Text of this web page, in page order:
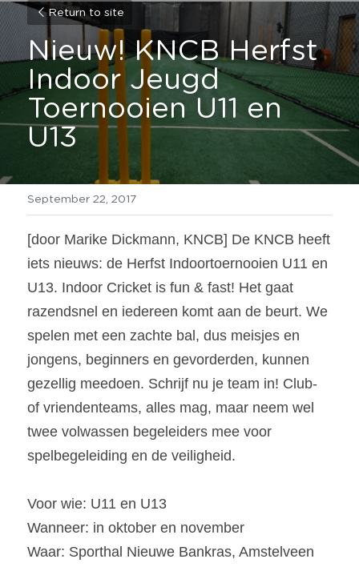
Return to site
Nieuw! KNCB Herfst
Indoor Jeugd
Toernooien U11 en
U13
September 22, 2017
[door Marike Dickmann, KNCB] De KNCB heeft
iets nieuws: de Herfst Indoortoernooien U11 en
U13. Indoor Cricket is fun & fast! Het gaat
razendsnel en iedereen komt aan de beurt. We
spelen met een zachte bal, dus meisjes en
jongens, beginners en gevorderden, kunnen
gezellig meedoen. Schrijf nu je team in! Club-
of vriendenteams, alles mag, maar neem wel
twee volwassen begeleiders mee voor
spelbegeleiding en de veiligheid.
Voor wie: U11 en U13
Wanneer: in oktober en november
Waar: Sporthal Nieuwe Bankras, Amstelveen